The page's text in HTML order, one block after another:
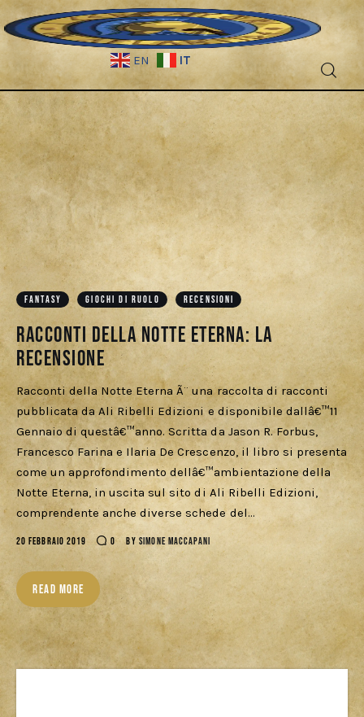
EN IT
Fantascienza
Fantasy
Games
Recensioni
Libri e fumetti
Cercatori
Download
FANTASY GIOCHI DI RUOLO RECENSIONI
Racconti della Notte Eterna: La
Recensione
Racconti della Notte Eterna Ã¨ una raccolta di racconti
pubblicata da Ali Ribelli Edizioni e disponibile dallâ€™11
Gennaio di questâ€™anno. Scritta da Jason R. Forbus,
Francesco Farina e Ilaria De Crescenzo, il libro si presenta
come un approfondimento dellâ€™ambientazione della
Notte Eterna, in uscita sul sito di Ali Ribelli Edizioni,
comprendente anche diverse schede del…
20 FEBBRAIO 2019 0 BY SIMONE MACCAPANI
READ MORE